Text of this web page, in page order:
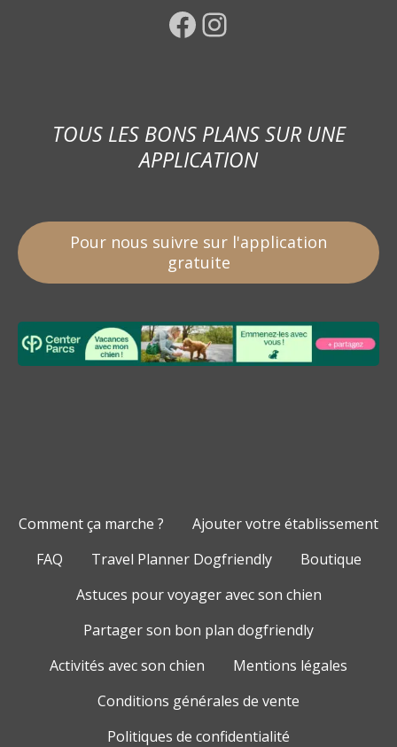
Facebook Instagram
TOUS LES BONS PLANS SUR UNE
APPLICATION
Pour nous suivre sur l'application
gratuite
Comment ça marche ?
Ajouter votre établissement
FAQ
Travel Planner Dogfriendly
Boutique
Astuces pour voyager avec son chien
Partager son bon plan dogfriendly
Activités avec son chien
Mentions légales
Conditions générales de vente
Politiques de confidentialité